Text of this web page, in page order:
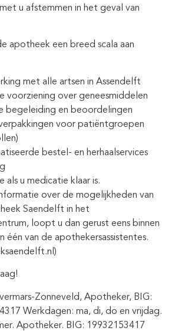
u afstemmen in het geval van
apotheek een breed scala aan
met alle artsen in Assendelft
voorziening over geneesmiddelen
begeleiding en beoordelingen
voor patiëntgroepen
bestel- en herhaalservices
als u medicatie klaar is.
over de mogelijkheden van
Saendelft in het
loopt u dan gerust eens binnen
één van de apothekersassistentes.
Zonneveld, Apotheker, BIG:
Werkdagen: ma, di, do en vrijdag.
Apotheker. BIG: 19932153417